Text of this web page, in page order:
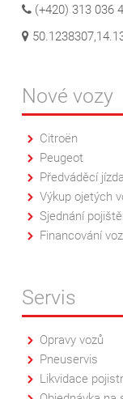
(+420) 313 036
Nové vozy
Citroën
Peugeot
Předváděcí jízda
Výkup ojetých
Sjednání
Financování
Servis
Opravy vozů
Pneuservis
Likvidace